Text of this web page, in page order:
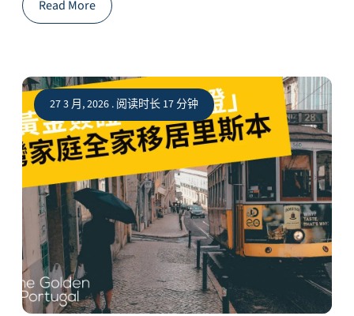
Read More
27 3 月, 2026 . 阅读时长 17 分钟